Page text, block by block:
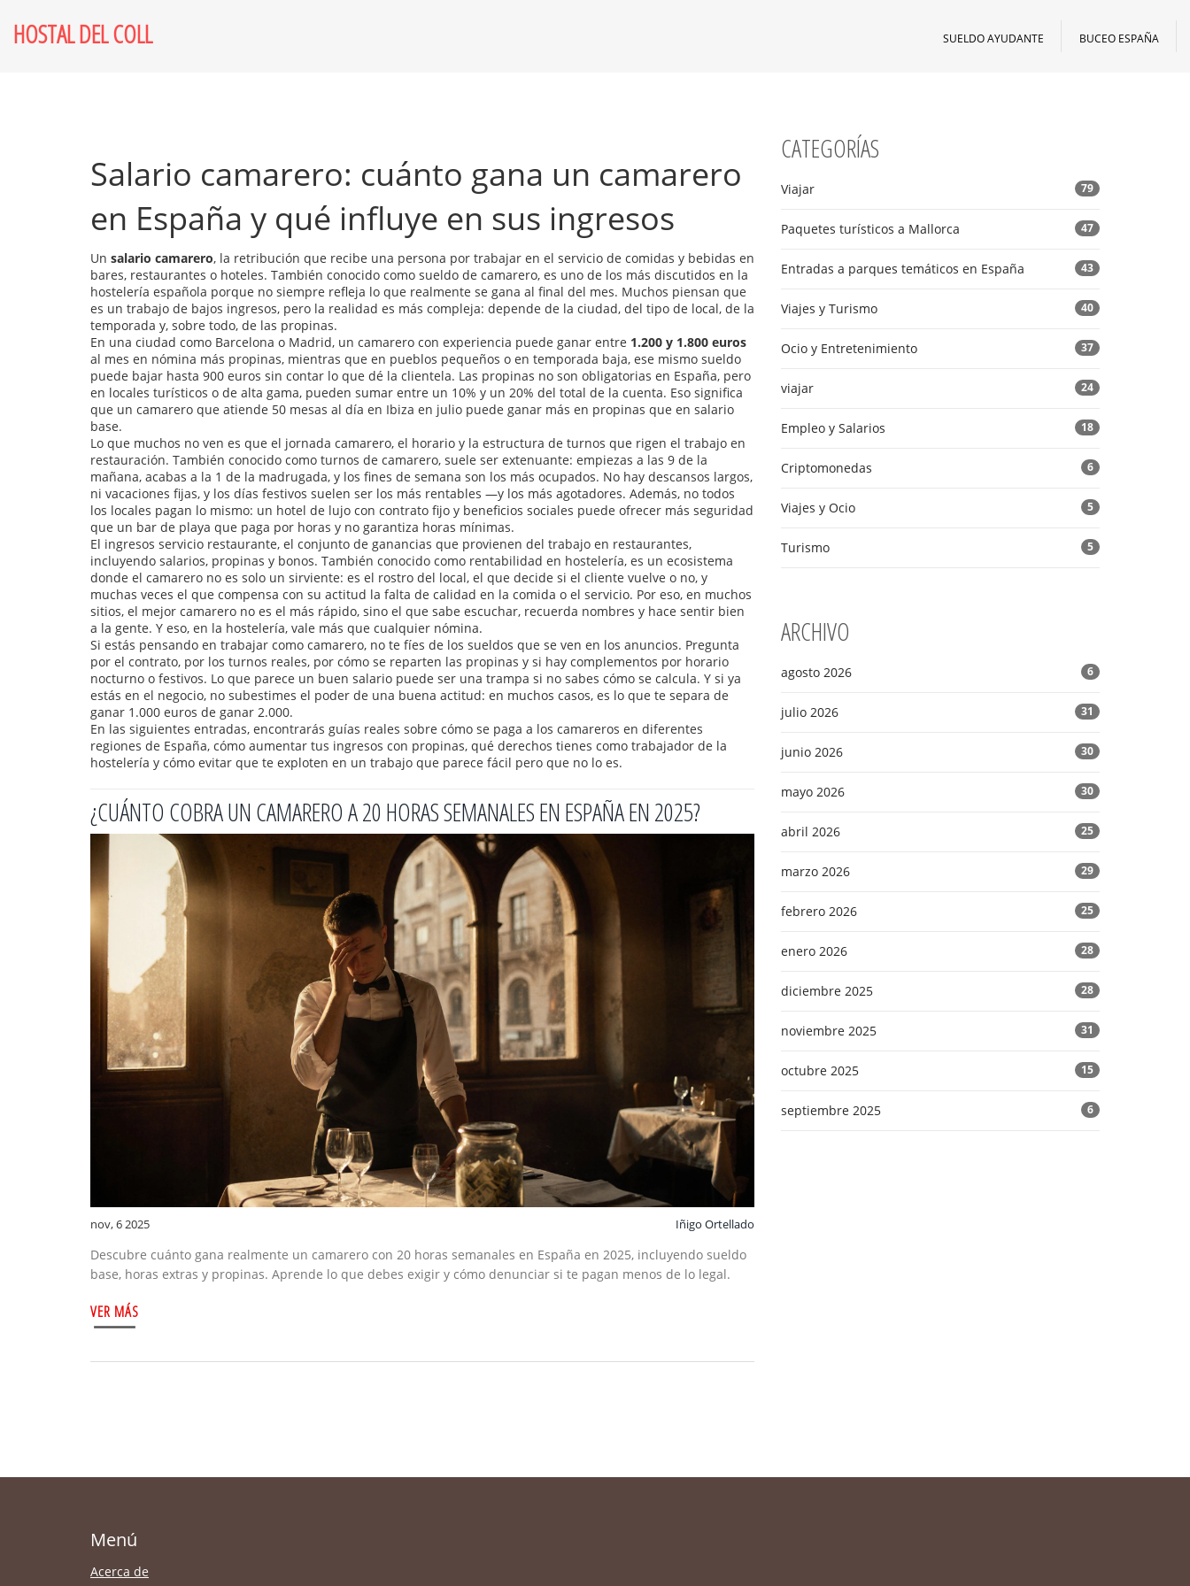
HOSTAL DEL COLL SUELDO AYUDANTE BUCEO ESPAÑA
Salario camarero: cuánto gana un camarero
en España y qué influye en sus ingresos
Un salario camarero, la retribución que recibe una persona por trabajar en el servicio de comidas y bebidas en
bares, restaurantes o hoteles. También conocido como sueldo de camarero, es uno de los más discutidos en la
hostelería española porque no siempre refleja lo que realmente se gana al final del mes. Muchos piensan que
es un trabajo de bajos ingresos, pero la realidad es más compleja: depende de la ciudad, del tipo de local, de la
temporada y, sobre todo, de las propinas.
En una ciudad como Barcelona o Madrid, un camarero con experiencia puede ganar entre 1.200 y 1.800 euros
al mes en nómina más propinas, mientras que en pueblos pequeños o en temporada baja, ese mismo sueldo
puede bajar hasta 900 euros sin contar lo que dé la clientela. Las propinas no son obligatorias en España, pero
en locales turísticos o de alta gama, pueden sumar entre un 10% y un 20% del total de la cuenta. Eso significa
que un camarero que atiende 50 mesas al día en Ibiza en julio puede ganar más en propinas que en salario
base.
Lo que muchos no ven es que el jornada camarero, el horario y la estructura de turnos que rigen el trabajo en
restauración. También conocido como turnos de camarero, suele ser extenuante: empiezas a las 9 de la
mañana, acabas a la 1 de la madrugada, y los fines de semana son los más ocupados. No hay descansos largos,
ni vacaciones fijas, y los días festivos suelen ser los más rentables —y los más agotadores. Además, no todos
los locales pagan lo mismo: un hotel de lujo con contrato fijo y beneficios sociales puede ofrecer más seguridad
que un bar de playa que paga por horas y no garantiza horas mínimas.
El ingresos servicio restaurante, el conjunto de ganancias que provienen del trabajo en restaurantes,
incluyendo salarios, propinas y bonos. También conocido como rentabilidad en hostelería, es un ecosistema
donde el camarero no es solo un sirviente: es el rostro del local, el que decide si el cliente vuelve o no, y
muchas veces el que compensa con su actitud la falta de calidad en la comida o el servicio. Por eso, en muchos
sitios, el mejor camarero no es el más rápido, sino el que sabe escuchar, recuerda nombres y hace sentir bien
a la gente. Y eso, en la hostelería, vale más que cualquier nómina.
Si estás pensando en trabajar como camarero, no te fíes de los sueldos que se ven en los anuncios. Pregunta
por el contrato, por los turnos reales, por cómo se reparten las propinas y si hay complementos por horario
nocturno o festivos. Lo que parece un buen salario puede ser una trampa si no sabes cómo se calcula. Y si ya
estás en el negocio, no subestimes el poder de una buena actitud: en muchos casos, es lo que te separa de
ganar 1.000 euros de ganar 2.000.
En las siguientes entradas, encontrarás guías reales sobre cómo se paga a los camareros en diferentes
regiones de España, cómo aumentar tus ingresos con propinas, qué derechos tienes como trabajador de la
hostelería y cómo evitar que te exploten en un trabajo que parece fácil pero que no lo es.
¿CUÁNTO COBRA UN CAMARERO A 20 HORAS SEMANALES EN ESPAÑA EN 2025?
nov, 6 2025 Iñigo Ortellado
Descubre cuánto gana realmente un camarero con 20 horas semanales en España en 2025, incluyendo sueldo
base, horas extras y propinas. Aprende lo que debes exigir y cómo denunciar si te pagan menos de lo legal.
VER MÁS
CATEGORÍAS
Viajar 79
Paquetes turísticos a Mallorca 47
Entradas a parques temáticos en España 43
Viajes y Turismo 40
Ocio y Entretenimiento 37
viajar 24
Empleo y Salarios 18
Criptomonedas 6
Viajes y Ocio 5
Turismo 5
ARCHIVO
agosto 2026 6
julio 2026 31
junio 2026 30
mayo 2026 30
abril 2026 25
marzo 2026 29
febrero 2026 25
enero 2026 28
diciembre 2025 28
noviembre 2025 31
octubre 2025 15
septiembre 2025 6
Menú
Acerca de